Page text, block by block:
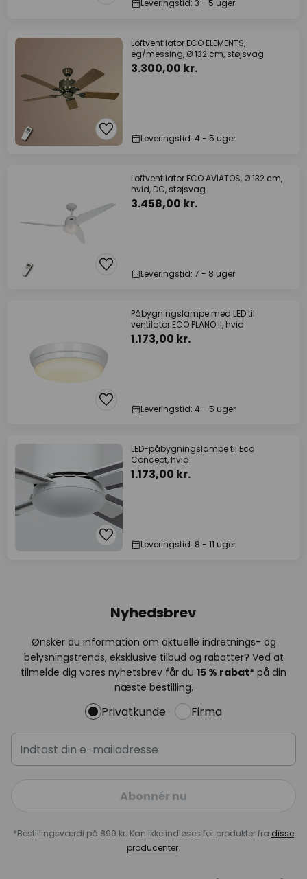
Leveringstid: 3 - 5 uger
Loftventilator ECO ELEMENTS,
eg/messing, Ø 132 cm, støjsvag
3.300,00 kr.
Leveringstid: 4 - 5 uger
Loftventilator ECO AVIATOS, Ø 132 cm,
hvid, DC, støjsvag
3.458,00 kr.
Leveringstid: 7 - 8 uger
Påbygningslampe med LED til
ventilator ECO PLANO II, hvid
1.173,00 kr.
Leveringstid: 4 - 5 uger
LED-påbygningslampe til Eco
Concept, hvid
1.173,00 kr.
Leveringstid: 8 - 11 uger
Nyhedsbrev
Ønsker du information om aktuelle indretnings- og
belysningstrends, eksklusive tilbud og rabatter? Ved at
tilmelde dig vores nyhetsbrev får du 15 % rabat* på din
næste bestilling.
Privatkunde Firma
Abonnér nu
*Bestillingsværdi på 899 kr. Kan ikke indløses for produkter fra disse
producenter.